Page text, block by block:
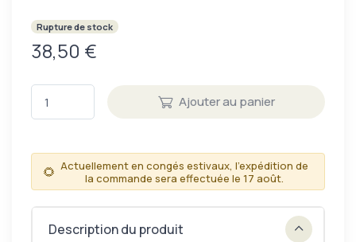
Rupture de stock
38,50 €
Ajouter au panier
🌻 Actuellement en congés estivaux, l'expédition de
la commande sera effectuée le 17 août.
Description du produit